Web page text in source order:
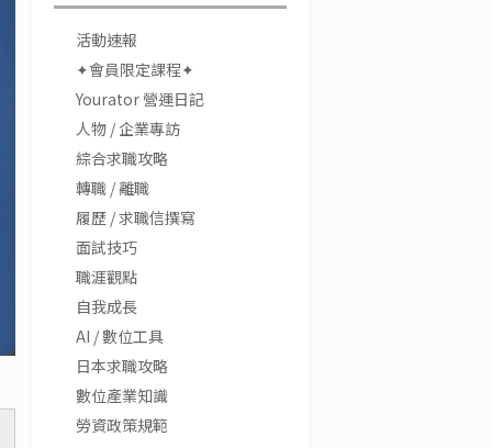
活動速報
✦會員限定課程✦
Yourator 營運日記
人物 / 企業專訪
綜合求職攻略
轉職 / 離職
履歷 / 求職信撰寫
面試技巧
職涯觀點
自我成長
AI / 數位工具
日本求職攻略
數位產業知識
勞資政策規範